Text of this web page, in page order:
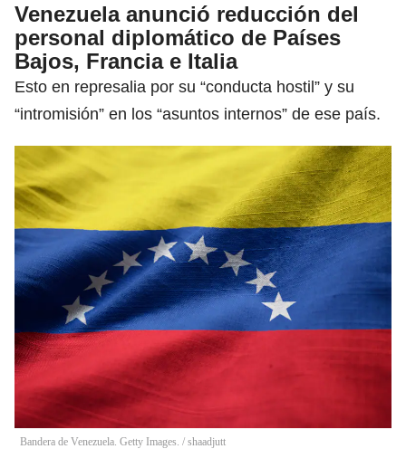
Venezuela anunció reducción del
personal diplomático de Países
Bajos, Francia e Italia
Esto en represalia por su “conducta hostil” y su
“intromisión” en los “asuntos internos” de ese país.
Bandera de Venezuela. Getty Images. / shaadjutt